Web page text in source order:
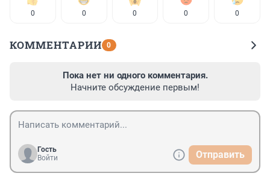
0 0 0 0 0
КОММЕНТАРИИ 0
Пока нет ни одного комментария.
Начните обсуждение первым!
Гость
Войти
Отправить